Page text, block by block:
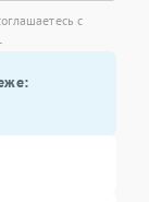
с